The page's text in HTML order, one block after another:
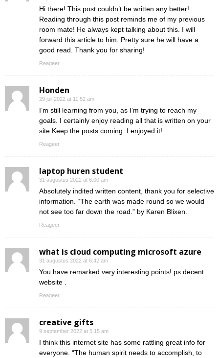
Hi there! This post couldn’t be written any better!
Reading through this post reminds me of my previous
room mate! He always kept talking about this. I will
forward this article to him. Pretty sure he will have a
good read. Thank you for sharing!
Reageer
Honden
29 juli 2022 at 11:52 am
I’m still learning from you, as I’m trying to reach my
goals. I certainly enjoy reading all that is written on your
site.Keep the posts coming. I enjoyed it!
Reageer
laptop huren student
31 augustus 2022 at 6:00 am
Absolutely indited written content, thank you for selective
information. “The earth was made round so we would
not see too far down the road.” by Karen Blixen.
Reageer
what is cloud computing microsoft azure
31 augustus 2022 at 6:42 am
You have remarked very interesting points! ps decent
website .
Reageer
creative gifts
9 september 2022 at 5:15 am
I think this internet site has some rattling great info for
everyone. “The human spirit needs to accomplish, to